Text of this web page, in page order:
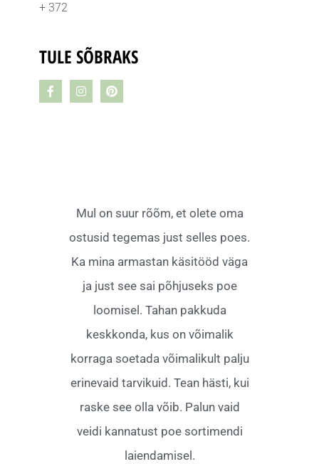
Mul on suur rõõm, et olete oma
ostusid tegemas just selles poes.
Ka mina armastan käsitööd väga
ja just see sai põhjuseks poe
loomisel. Tahan pakkuda
keskkonda, kus on võimalik
korraga soetada võimalikult palju
erinevaid tarvikuid. Tean hästi, kui
raske see olla võib. Palun vaid
veidi kannatust poe sortimendi
laiendamisel.
+ 372
TULE SÕBRAKS